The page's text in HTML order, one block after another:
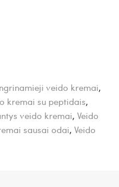
veido kremai,
kremai su peptidais,
veido kremai, Veido
sausai odai, Veido